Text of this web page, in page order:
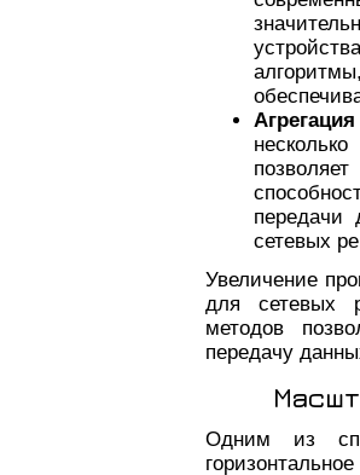
передачи
сетевых
Увеличение
для сетевых
методов
передачу
Одним из